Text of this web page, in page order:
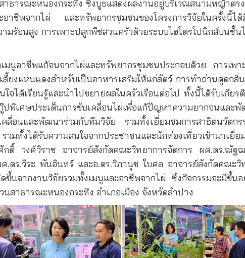
ธารณะหนองกระทิง ซึ่งบูธแสดงผลงานอยู่บริเวณสนามหญ้าตรง
าชีพจากไผ่ และทรัพยากรชุมชนของโครงการวิจัยในครั้งนี้ไ
ร้อนสูง การเพาะปลูกพืชสวนครัวด้วยระบบไฮโดรโปนิกส์บนชั้น
มนูอาชีพแก้จนจากไผ่และทรัพยากรชุมชนประกอบด้วย การเพ
ยงแหนแดงสำหรับเป็นอาหารเสริมให้แก่สัตว์ การทำถ่านดูดก
จได้เรียนรู้และนำไปขยายผลในครัวเรือนต่อไป ทั้งนี้ได้รับเกีย
ษประเด็นการขับเคลื่อนไผ่เพื่อแก้ปัญหาความยากจนและพั
คลื่อนและพัฒนาร่วมกับทีมวิจัย รวมทั้งเยี่ยมชมการสาธิตนวัตก
ทั้งได้รับความสนใจจากประชาชนและนักท่องเที่ยวเข้ามาเยี่ย
ดิ์ วงศ์วิราช อาจารย์สังกัดคณะวิทยาการจัดการ ผศ.ดร.ณัฐ
ดร.วีระ พันอินทร์ และอ.ดร.วิภานุช ใบศล อาจารย์สังกัดคณะวิ
ขึ้นจากงานวิจัยรวมทั้งเมนูและอาชีพจากไผ่ ซึ่งกิจกรรมจะมี
าธารณะหนองกระทิง อำเภอเมือง จังหวัดลำปาง